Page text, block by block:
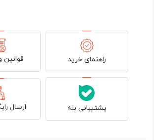
راهنمای خرید قوانین
پشتیبانی بله ارسال